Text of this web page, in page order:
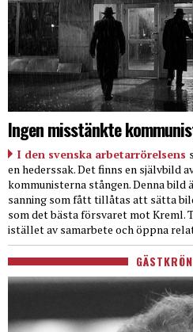
Ingen misstänkte
I den svenska arbetarrörelsens
en hederssak. Det finns en självbild
kommunisterna stången. Denna
sanning som fått tillåtas att sätta
som det bästa försvaret mot Kreml.
istället av samarbete och öppna